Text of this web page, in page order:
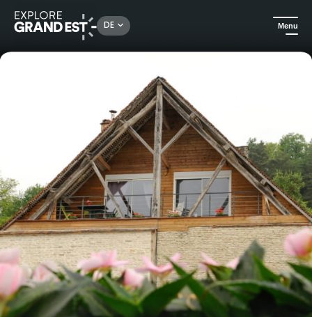
DE Menu
Sehenswertes in der Region Grand Est Ferienhaus Chez Victor